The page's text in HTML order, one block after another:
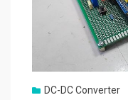
DC-DC Converter